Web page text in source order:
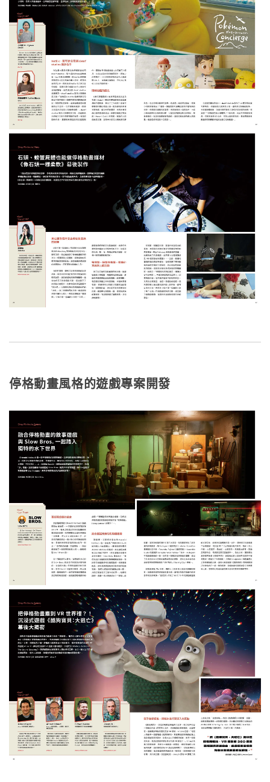
停格動畫風格的遊戲專案開發